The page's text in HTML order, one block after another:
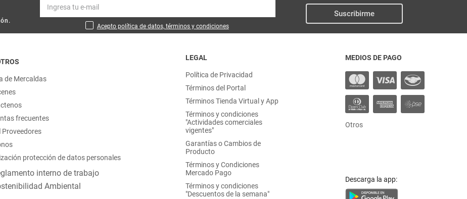
Acepto política de datos, términos y condiciones
Suscribirme
de Mercaldas
frecuentes
Proveedores
protección de datos personales
interno de trabajo
Ambiental
LEGAL
Política de Privacidad
Términos del Portal
Términos Tienda Virtual y App
Términos y condiciones
"Actividades comerciales
vigentes"
Garantías o Cambios de
Producto
Términos y Condiciones
Mercado Pago
Términos y condiciones
"Descuentos de la semana"
MEDIOS DE PAGO
Otros
Descarga la app: